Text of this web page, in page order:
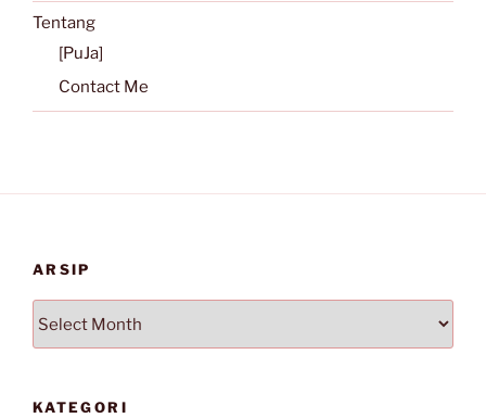
Tentang
[PuJa]
Contact Me
ARSIP
KATEGORI